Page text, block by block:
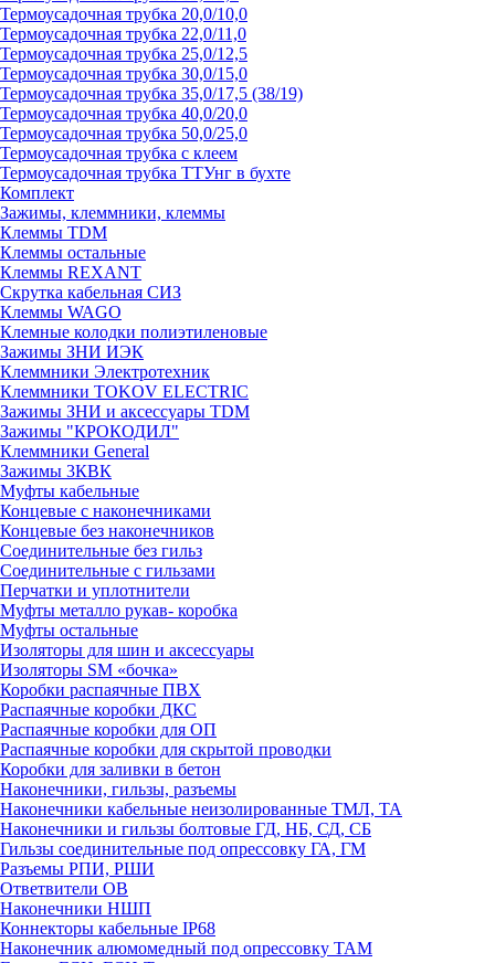
Термоусадочная трубка 20,0/10,0
Термоусадочная трубка 22,0/11,0
Термоусадочная трубка 25,0/12,5
Термоусадочная трубка 30,0/15,0
Термоусадочная трубка 35,0/17,5 (38/19)
Термоусадочная трубка 40,0/20,0
Термоусадочная трубка 50,0/25,0
Термоусадочная трубка с клеем
Термоусадочная трубка ТТУнг в бухте
Комплект
Зажимы, клеммники, клеммы
Клеммы TDM
Клеммы остальные
Клеммы REXANT
Скрутка кабельная СИЗ
Клеммы WAGO
Клемные колодки полиэтиленовые
Зажимы ЗНИ ИЭК
Клеммники Электротехник
Клеммники TOKOV ELECTRIC
Зажимы ЗНИ и аксессуары TDM
Зажимы "КРОКОДИЛ"
Клеммники General
Зажимы 3КВК
Муфты кабельные
Концевые с наконечниками
Концевые без наконечников
Соединительные без гильз
Соединительные с гильзами
Перчатки и уплотнители
Муфты металло рукав- коробка
Муфты остальные
Изоляторы для шин и аксессуары
Изоляторы SM «бочка»
Коробки распаячные ПВХ
Распаячные коробки ДКС
Распаячные коробки для ОП
Распаячные коробки для скрытой проводки
Коробки для заливки в бетон
Наконечники, гильзы, разъемы
Наконечники кабельные неизолированные ТМЛ, ТА
Наконечники и гильзы болтовые ГД, НБ, СД, СБ
Гильзы соединительные под опрессовку ГА, ГМ
Разъемы РПИ, РШИ
Ответвители ОВ
Наконечники НШП
Коннекторы кабельные IP68
Наконечник алюмомедный под опрессовку ТАМ